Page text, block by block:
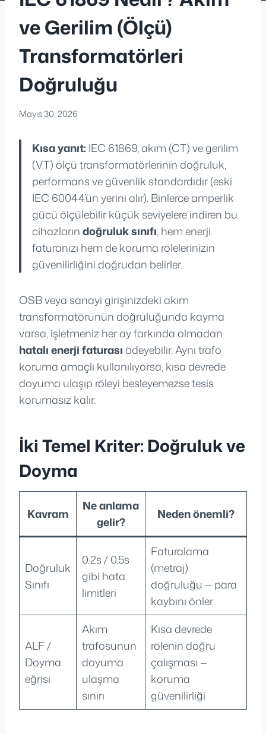
ve Gerilim (Ölçü)
Transformatörleri
Doğruluğu
Mayıs 30, 2026
Kısa yanıt:IEC 61869, akım (CT) ve gerilim
(VT) ölçü transformatörlerinin doğruluk,
performans ve güvenlik standardıdır (eski
IEC 60044’ün yerini alır). Binlerce amperlik
gücü ölçülebilir küçük seviyelere indiren bu
cihazlarındoğruluk sınıfı, hem enerji
faturanızı hem de koruma rölelerinizin
güvenilirliğini doğrudan belirler.
OSB veya sanayi girişinizdeki akım
transformatörünün doğruluğunda kayma
varsa, işletmeniz her ay farkında olmadan
hatalı enerji faturası ödeyebilir. Aynı trafo
koruma amaçlı kullanılıyorsa, kısa devrede
doyuma ulaşıp röleyi besleyemezse tesis
korumasız kalır.
İki Temel Kriter: Doğruluk ve
Doyma
Kavram
Ne anlama
gelir?
Neden önemli?
Doğruluk
Sınıfı
0.2s / 0.5s
gibi hata
limitleri
Faturalama
(metraj)
doğruluğu — para
kaybını önler
ALF /
Doyma
eğrisi
Akım
trafosunun
doyuma
ulaşma
sınırı
Kısa devrede
rölenin doğru
çalışması —
koruma
güvenilirliği